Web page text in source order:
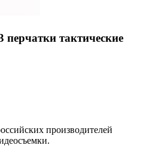
тактические
производителей